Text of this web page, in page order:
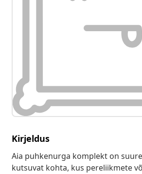
Kirjeldus
Aia puhkenurga komplekt on
kutsuvat kohta, kus pereliikmete